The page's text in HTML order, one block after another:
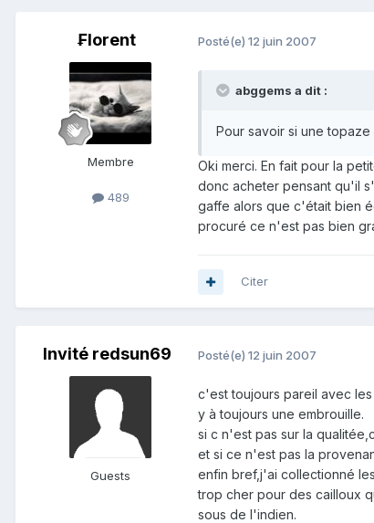
₣lorent
Membre
489
Posté(e) 12 juin 2007
abggems a dit :
Pour savoir si une
Oki merci. En fait pour la
donc acheter pensant qu'il
gaffe alors que c'était bien
procuré ce n'est pas bien
Citer
Invité redsun69
Guests
Posté(e) 12 juin 2007
c'est toujours pareil avec les
y à toujours une embrouille.
si c n'est pas sur la
et si ce n'est pas la
enfin bref,j'ai collectionné
trop cher pour des cailloux
sous de l'indien.